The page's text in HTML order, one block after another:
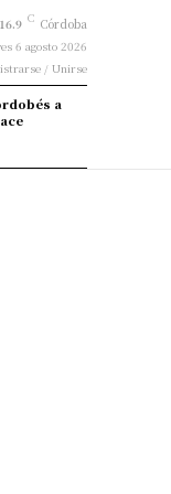
16.9 C Córdoba
6 agosto 2026
/ Unirse
a